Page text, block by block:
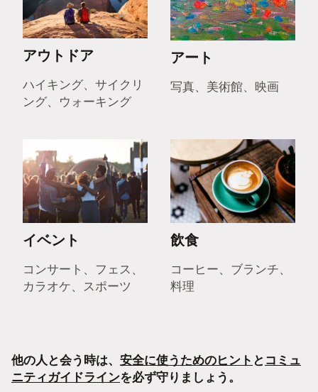
アウトドア
ハイキング、サイクリ
ング、ウォーキング
アート
写真、美術館、映画
イベント
コンサート、フェス、
カラオケ、スポーツ
飲食
コーヒー、ブランチ、
料理
他の人と会う時は、安全に使うためのヒント と コミュ
ニティガイドラインを必ず守りましょう。